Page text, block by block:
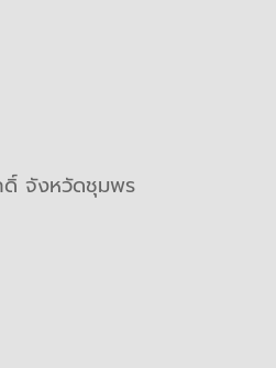
ดิ์ จังหวัดชุมพร